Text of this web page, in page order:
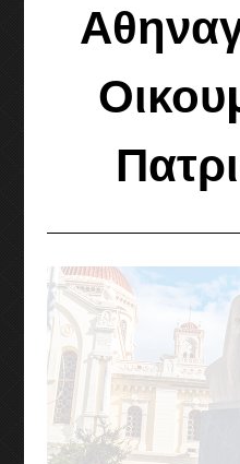
Διεθνές συμπ.
6ο Διεθνές συμπόσιο
7ο Διεθνές συμπόσιο
8ο Διεθνές συμπόσιο
9ο Διεθνές συμπόσιο
Η ΟΜΑΔΑ
ΕΠΙΚΟΙΝΩΝΕΙΣΤΕ ΜΑΖΙ